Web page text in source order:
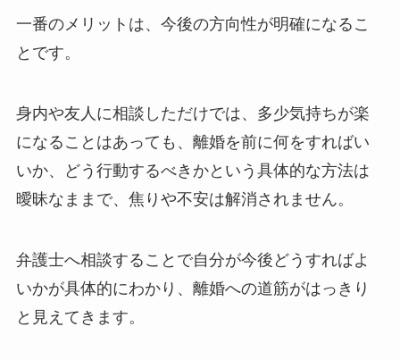
一番のメリットは、今後の方向性が明確になるこ
とです。
身内や友人に相談しただけでは、多少気持ちが楽
になることはあっても、離婚を前に何をすればい
いか、どう行動するべきかという具体的な方法は
曖昧なままで、焦りや不安は解消されません。
弁護士へ相談することで自分が今後どうすればよ
いかが具体的にわかり、離婚への道筋がはっきり
と見えてきます。